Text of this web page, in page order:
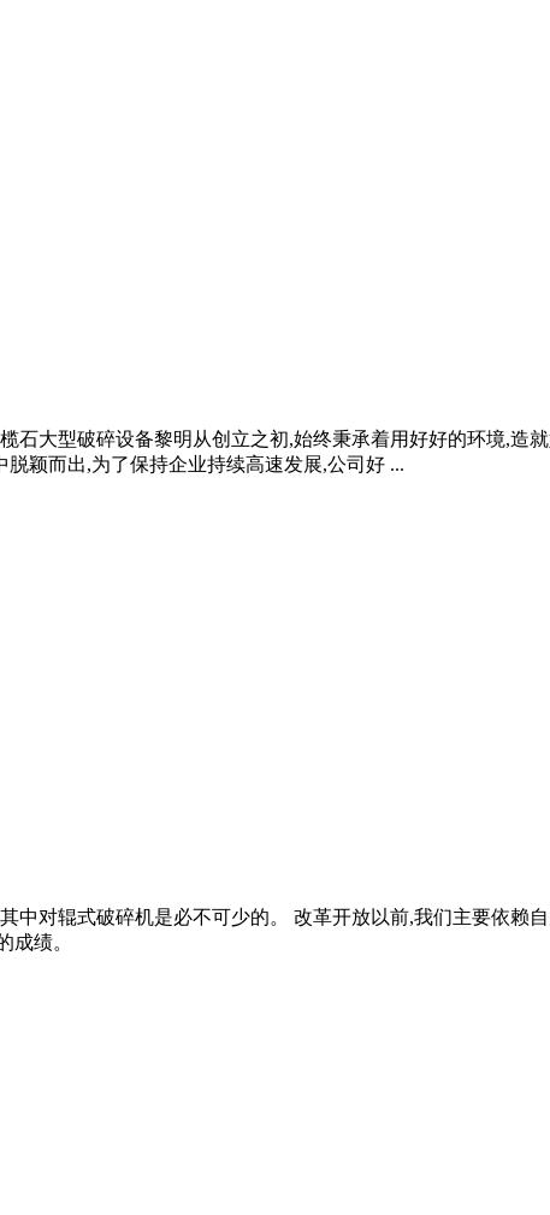
石大型破碎设备黎明从创立之初,始终秉承着用好好的环境,造
颖而出,为了保持企业持续高速发展,公司好 ...
中对辊式破碎机是必不可少的。 改革开放以前,我们主要依赖
成绩。